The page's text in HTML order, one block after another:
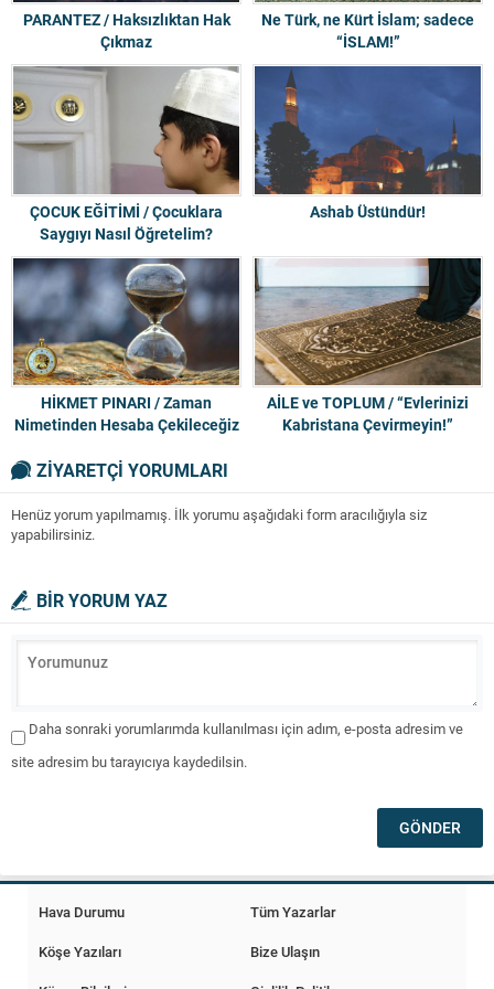
PARANTEZ / Haksızlıktan Hak
Çıkmaz
Ne Türk, ne Kürt İslam; sadece
“İSLAM!”
ÇOCUK EĞİTİMİ / Çocuklara
Saygıyı Nasıl Öğretelim?
Ashab Üstündür!
HİKMET PINARI / Zaman
Nimetinden Hesaba Çekileceğiz
AİLE ve TOPLUM / “Evlerinizi
Kabristana Çevirmeyin!”
ZİYARETÇİ YORUMLARI
Henüz yorum yapılmamış. İlk yorumu aşağıdaki form aracılığıyla siz
yapabilirsiniz.
BİR YORUM YAZ
Daha sonraki yorumlarımda kullanılması için adım, e-posta adresim ve
site adresim bu tarayıcıya kaydedilsin.
Hava Durumu
Tüm Yazarlar
Köşe Yazıları
Bize Ulaşın